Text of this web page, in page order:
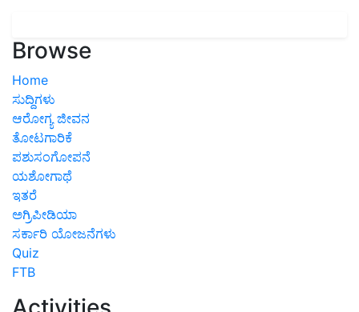
Browse
Home
ಸುದ್ದಿಗಳು
ಆರೋಗ್ಯ ಜೀವನ
ತೋಟಗಾರಿಕೆ
ಪಶುಸಂಗೋಪನೆ
ಯಶೋಗಾಥೆ
ಇತರೆ
ಅಗ್ರಿಪೀಡಿಯಾ
ಸರ್ಕಾರಿ ಯೋಜನೆಗಳು
Quiz
FTB